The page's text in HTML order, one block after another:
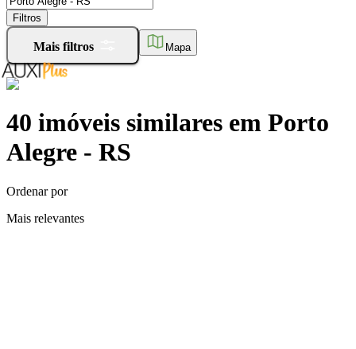
Filtros
Mais filtros Mapa
40 imóveis similares em Porto
Alegre - RS
Ordenar por
Mais relevantes